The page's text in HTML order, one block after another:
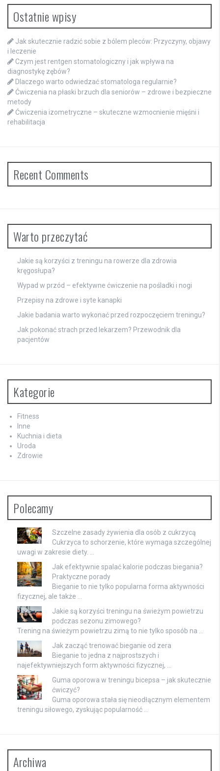
Ostatnie wpisy
Jak skutecznie radzić sobie z bólem pleców: Przyczyny, objawy
i leczenie
Czym jest rentgen stomatologiczny i jak wpływa na
diagnostykę zębów?
Dlaczego warto odwiedzać stomatologa regularnie?
Ćwiczenia na płaski brzuch dla seniorów – zdrowe i bezpieczne
metody
Ćwiczenia izometryczne – skuteczne wzmocnienie mięśni i
rehabilitacja
Recent Comments
Warto przeczytać
Jakie są korzyści z treningu na rowerze dla zdrowia
kręgosłupa?
Wypad w przód – efektywne ćwiczenie na pośladki i nogi
Przepisy na zdrowe i syte kanapki
Jakie badania warto wykonać przed rozpoczęciem treningu?
Jak pokonać strach przed lekarzem? Przewodnik dla
pacjentów
Kategorie
Fitness
Inne
Kuchnia i dieta
Uroda
Zdrowie
Polecamy
Szczelne zasady żywienia dla osób z cukrzycą
Cukrzyca to schorzenie, które wymaga szczególnej
uwagi w zakresie diety. …
Jak efektywnie spalać kalorie podczas biegania?
Praktyczne porady
Bieganie to nie tylko popularna forma aktywności
fizycznej, ale także …
Jakie są korzyści treningu na świeżym powietrzu
podczas sezonu zimowego?
Trening na świeżym powietrzu zimą to nie tylko sposób na …
Jak zacząć trenować bieganie od zera
Bieganie to jedna z najprostszych i
najefektywniejszych form aktywności fizycznej, …
Guma oporowa w treningu bicepsa – jak skutecznie
ćwiczyć?
Guma oporowa stała się nieodłącznym elementem
treningu siłowego, zyskując popularność …
Archiwa